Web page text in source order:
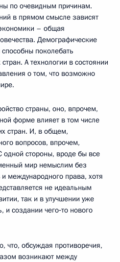
по очевидным причинам.
в прямом смысле зависят
– общая
Демографические
поколебать
А технологии в состоянии
о том, что возможно
страны, оно, впрочем,
форме влияет в том числе
стран. И, в общем,
вопросов, впрочем,
одной стороны, вроде бы все
мир немыслим без
международного права, хотя
не идеальным
так и в улучшении уже
создании чего‑то нового
что, обсуждая противоречия,
возникают между